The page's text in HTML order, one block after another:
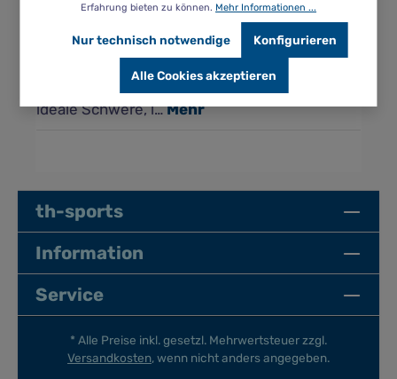
Beschreibung
3 farbenfrohe Tauchringe mit
Ringe sind mit Sand gefüllt, weich,
ideale Schwere, l…Mehr
th-sports
Information
Service
* Alle Preise inkl. gesetzl. Mehrwertsteuer zzgl.
Versandkosten, wenn nicht anders angegeben.
Erfahrung bieten zu können. Mehr Informationen ...
Nur technisch notwendige Konfigurieren
Alle Cookies akzeptieren